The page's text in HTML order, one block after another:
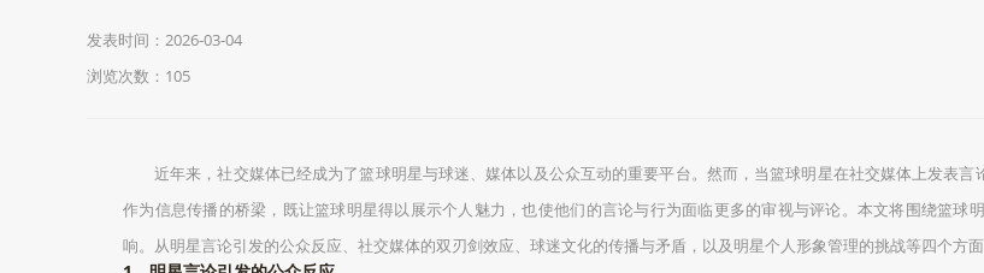
发表时间：2026-03-04
浏览次数：105
近年来，社交媒体已经成为了篮球明星与球迷、媒体以及公众互动的重要平台。然而，当篮球明星在社交媒体上发表
作为信息传播的桥梁，既让篮球明星得以展示个人魅力，也使他们的言论与行为面临更多的审视与评论。本文将围绕篮
响。从明星言论引发的公众反应、社交媒体的双刃剑效应、球迷文化的传播与矛盾，以及明星个人形象管理的挑战等四个方